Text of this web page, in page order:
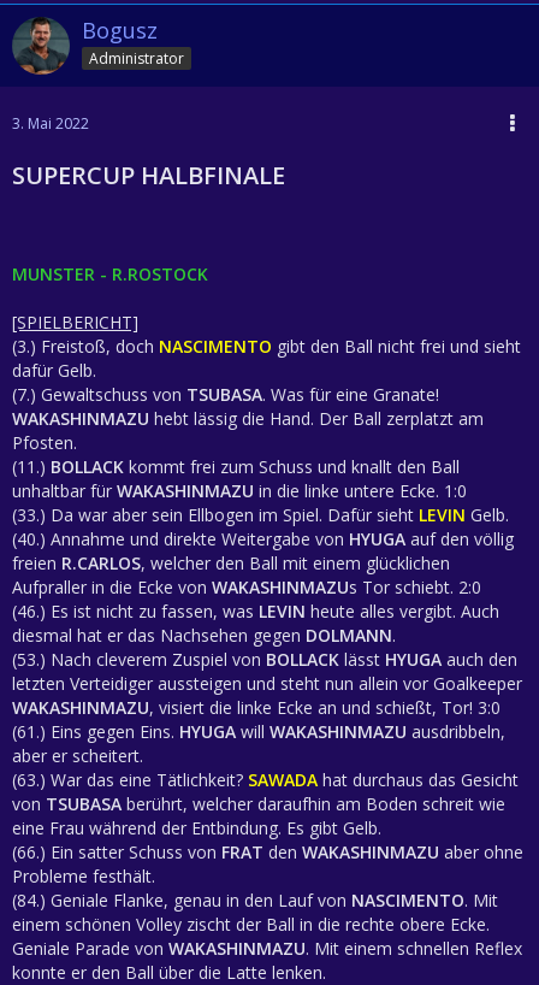
Bogusz
Administrator
3. Mai 2022
SUPERCUP HALBFINALE
MUNSTER - R.ROSTOCK
[SPIELBERICHT]
(3.) Freistoß, doch NASCIMENTO gibt den Ball nicht frei und sieht
dafür Gelb.
(7.) Gewaltschuss von TSUBASA. Was für eine Granate!
WAKASHINMAZU hebt lässig die Hand. Der Ball zerplatzt am
Pfosten.
(11.) BOLLACK kommt frei zum Schuss und knallt den Ball
unhaltbar für WAKASHINMAZU in die linke untere Ecke. 1:0
(33.) Da war aber sein Ellbogen im Spiel. Dafür sieht LEVIN Gelb.
(40.) Annahme und direkte Weitergabe von HYUGA auf den völlig
freien R.CARLOS, welcher den Ball mit einem glücklichen
Aufpraller in die Ecke von WAKASHINMAZUs Tor schiebt. 2:0
(46.) Es ist nicht zu fassen, was LEVIN heute alles vergibt. Auch
diesmal hat er das Nachsehen gegen DOLMANN.
(53.) Nach cleverem Zuspiel von BOLLACK lässt HYUGA auch den
letzten Verteidiger aussteigen und steht nun allein vor Goalkeeper
WAKASHINMAZU, visiert die linke Ecke an und schießt, Tor! 3:0
(61.) Eins gegen Eins. HYUGA will WAKASHINMAZU ausdribbeln,
aber er scheitert.
(63.) War das eine Tätlichkeit? SAWADA hat durchaus das Gesicht
von TSUBASA berührt, welcher daraufhin am Boden schreit wie
eine Frau während der Entbindung. Es gibt Gelb.
(66.) Ein satter Schuss von FRAT den WAKASHINMAZU aber ohne
Probleme festhält.
(84.) Geniale Flanke, genau in den Lauf von NASCIMENTO. Mit
einem schönen Volley zischt der Ball in die rechte obere Ecke.
Geniale Parade von WAKASHINMAZU. Mit einem schnellen Reflex
konnte er den Ball über die Latte lenken.